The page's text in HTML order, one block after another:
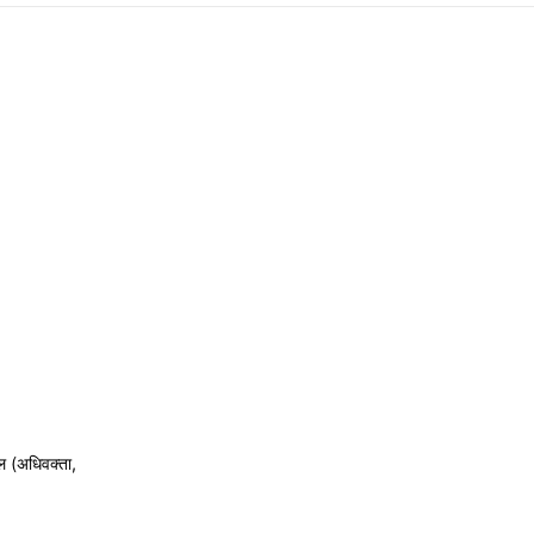
(अधिवक्ता,